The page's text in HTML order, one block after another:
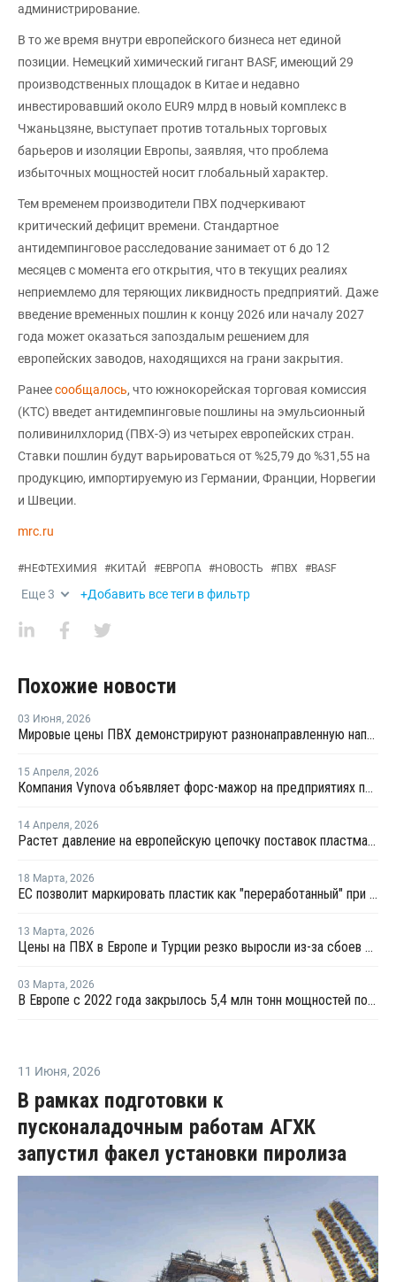
администрирование.
В то же время внутри европейского бизнеса нет единой
позиции. Немецкий химический гигант BASF, имеющий 29
производственных площадок в Китае и недавно
инвестировавший около EUR9 млрд в новый комплекс в
Чжаньцзяне, выступает против тотальных торговых
барьеров и изоляции Европы, заявляя, что проблема
избыточных мощностей носит глобальный характер.
Тем временем производители ПВХ подчеркивают
критический дефицит времени. Стандартное
антидемпинговое расследование занимает от 6 до 12
месяцев с момента его открытия, что в текущих реалиях
неприемлемо для теряющих ликвидность предприятий. Даже
введение временных пошлин к концу 2026 или началу 2027
года может оказаться запоздалым решением для
европейских заводов, находящихся на грани закрытия.
Ранеесообщалось, что южнокорейская торговая комиссия
(KTC) введет антидемпинговые пошлины на эмульсионный
поливинилхлорид (ПВХ-Э) из четырех европейских стран.
Ставки пошлин будут варьироваться от %25,79 до %31,55 на
продукцию, импортируемую из Германии, Франции, Норвегии
и Швеции.
mrc.ru
#НЕФТЕХИМИЯ #КИТАЙ #ЕВРОПА #НОВОСТЬ #ПВХ #BASF
Еще3 +Добавить все теги в фильтр
Похожие новости
03 Июня, 2026
Мировые цены ПВХ демонстрируют разнонаправленную направленность
15 Апреля, 2026
Компания Vynova объявляет форс-мажор на предприятиях по производству ПВХ во Франции и Германии
14 Апреля, 2026
Растет давление на европейскую цепочку поставок пластмасс
18 Марта, 2026
ЕС позволит маркировать пластик как "переработанный" при 2,5% содержании вторичного материала
13 Марта, 2026
Цены на ПВХ в Европе и Турции резко выросли из-за сбоев в цепочке поставок и увеличения производственных затрат
03 Марта, 2026
В Европе с 2022 года закрылось 5,4 млн тонн мощностей по выпуску полимеров
11 Июня, 2026
В рамках подготовки к
пусконаладочным работам АГХК
запустил факел установки пиролиза